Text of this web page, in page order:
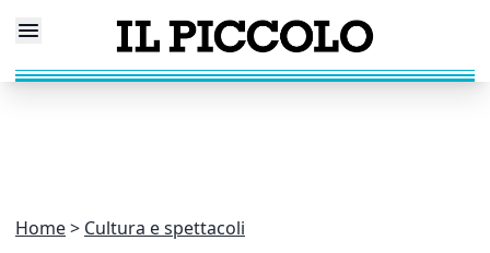
Home Cultura e spettacoli